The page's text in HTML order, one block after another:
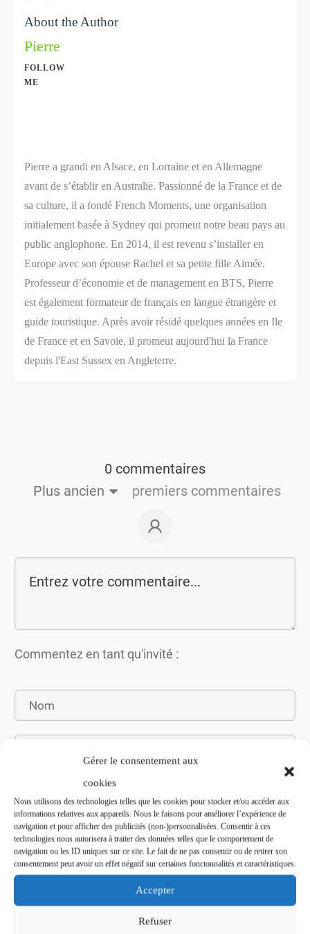
Gérer le consentement aux
cookies
Nous utilisons des technologies telles que les cookies pour stocker et/ou accéder aux
informations relatives aux appareils. Nous le faisons pour améliorer l’expérience de
navigation et pour afficher des publicités (non-)personnalisées. Consentir à ces
technologies nous autorisera à traiter des données telles que le comportement de
navigation ou les ID uniques sur ce site. Le fait de ne pas consentir ou de retirer son
consentement peut avoir un effet négatif sur certaines fonctonnalités et caractéristiques.
Accepter
Refuser
About the Author
Pierre
FOLLOW
ME
Pierre a grandi en Alsace, en Lorraine et en Allemagne
avant de s’établir en Australie. Passionné de la France et de
sa culture, il a fondé French Moments, une organisation
initialement basée à Sydney qui promeut notre beau pays au
public anglophone. En 2014, il est revenu s’installer en
Europe avec son épouse Rachel et sa petite fille Aimée.
Professeur d’économie et de management en BTS, Pierre
est également formateur de français en langue étrangère et
guide touristique. Après avoir résidé quelques années en Ile
de France et en Savoie, il promeut aujourd'hui la France
depuis l'East Sussex en Angleterre.
0 commentaires
Plus ancien
premiers commentaires
Commentez en tant qu'invité :
Soumettez le commentaire